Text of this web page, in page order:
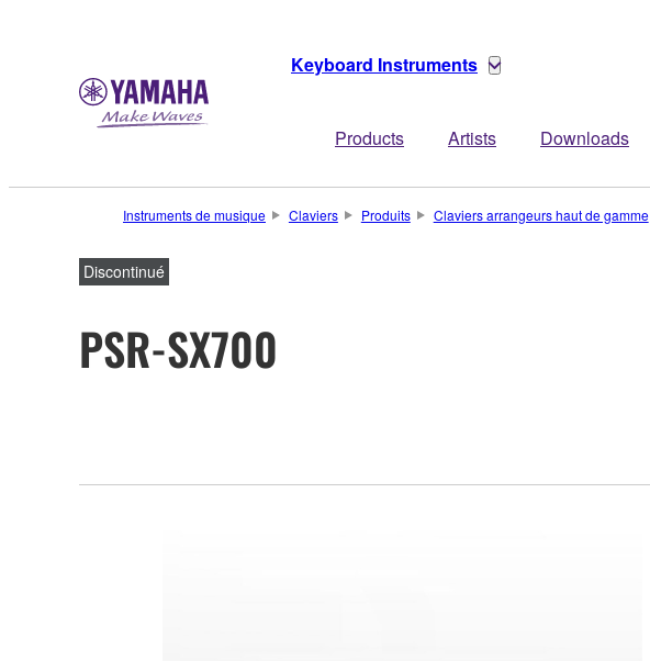
Keyboard Instruments
Products Artists Downloads
Instruments de musique Claviers Produits Claviers arrangeurs haut de gamme
Discontinué
PSR-SX700